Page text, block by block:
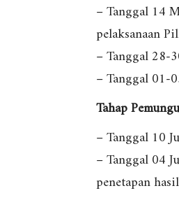
– Tanggal 14
pelaksanaan
– Tanggal 28-
– Tanggal 01-
Tahap
– Tanggal 10
– Tanggal 04
penetapan